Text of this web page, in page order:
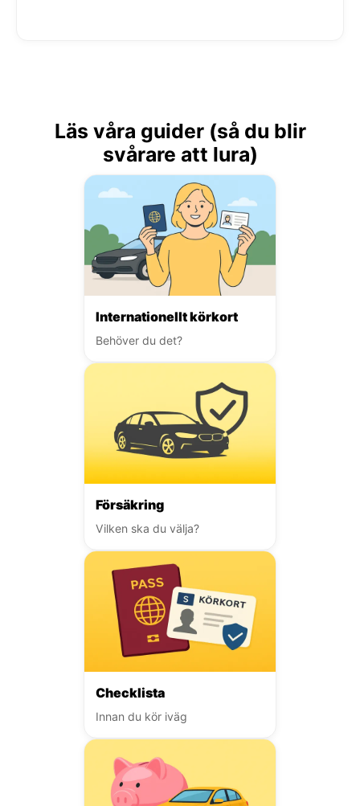
Läs våra guider (så du blir
svårare att lura)
Internationellt körkort
Behöver du det?
Försäkring
Vilken ska du välja?
Checklista
Innan du kör iväg